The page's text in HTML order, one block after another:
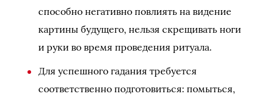
способно негативно повлиять на видение
картины будущего, нельзя скрещивать ноги
и руки во время проведения ритуала.
Для успешного гадания требуется
соответственно подготовиться: помыться,